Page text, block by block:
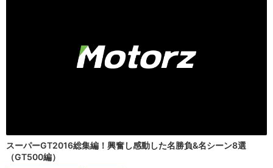
スーパーGT2016総集編！興奮し感動した名勝負&名シーン8選
（GT500編）